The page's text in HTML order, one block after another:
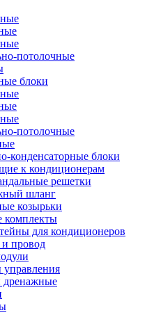
потолочные
блоки
потолочные
конденсаторные блоки
к кондиционерам
решетки
шланг
козырьки
комплекты
для кондиционеров
и провод
управления